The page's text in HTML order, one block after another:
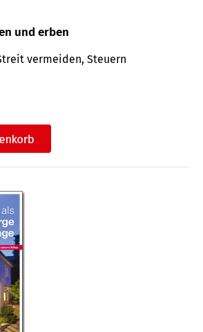
und erben
vermeiden, Steuern